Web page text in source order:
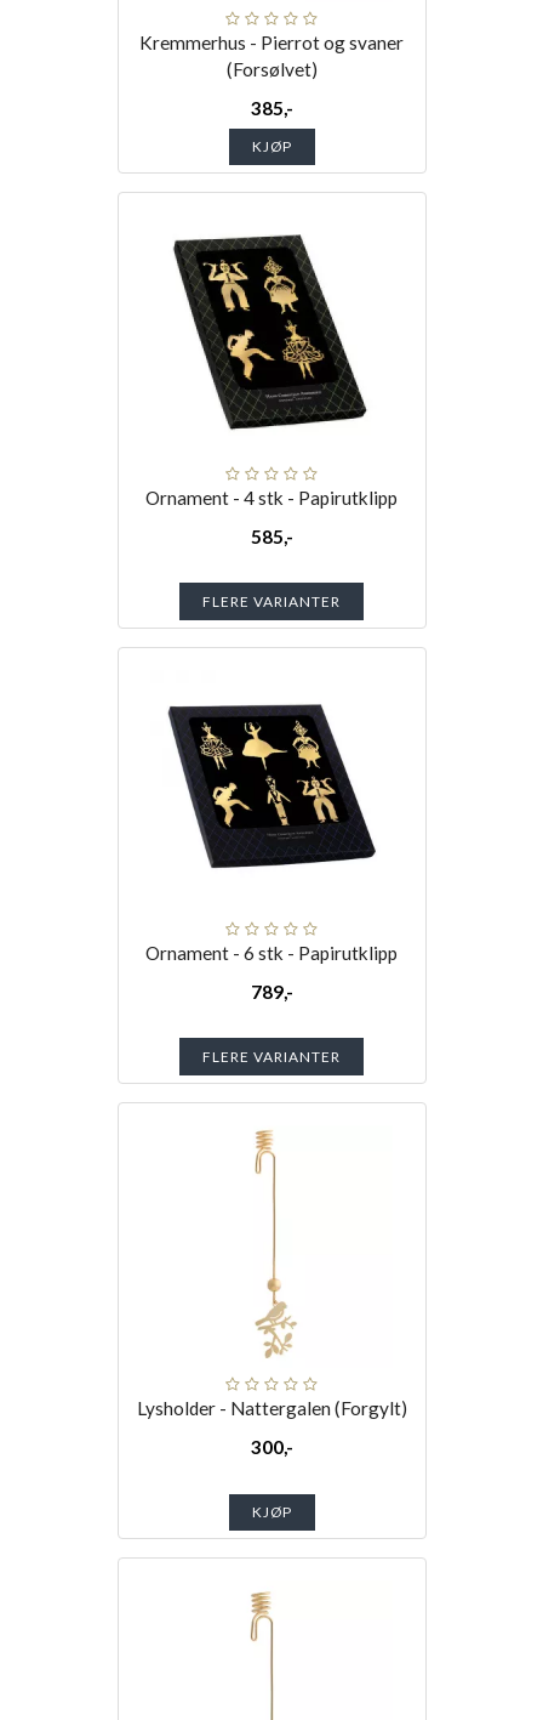
Kremmerhus - Pierrot og svaner
(Forsølvet)
385,-
KJØP
Ornament - 4 stk - Papirutklipp
585,-
FLERE VARIANTER
Ornament - 6 stk - Papirutklipp
789,-
FLERE VARIANTER
Lysholder - Nattergalen (Forgylt)
300,-
KJØP